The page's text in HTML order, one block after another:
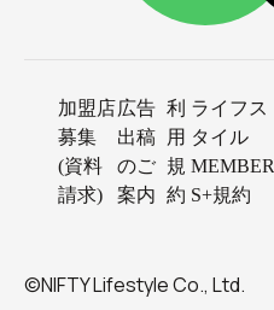
加盟店
募集
(資料
請求)
広告
出稿
のご
案内
利
用
規
約
ライフス
タイル
MEMBER
S+規約
©NIFTY Lifestyle Co., Ltd.